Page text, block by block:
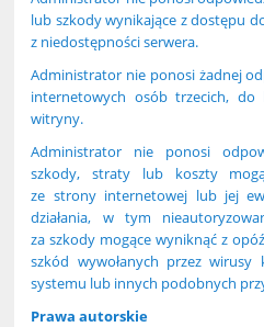
lub szkody wynikające z dostępu
z niedostępności serwera.
Administrator nie ponosi żadnej
internetowych osób trzecich,
witryny.
Administrator nie ponosi
szkody, straty lub koszty
ze strony internetowej lub jej
działania, w tym
za szkody mogące wyniknąć z
szkód wywołanych przez
systemu lub innych podobnych
Prawa autorskie